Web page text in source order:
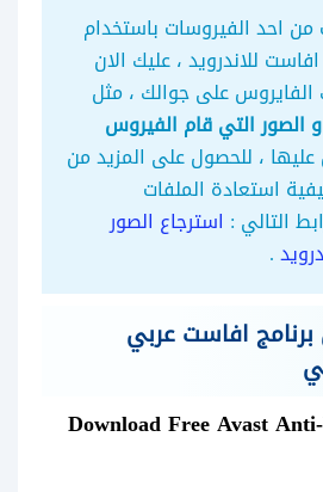
احد الفيروسات باستخدام
للاندرويد ، عليك الان
الفايروس على جوالك ، مثل
الصور التي قام الفيروس
عليها ، للحصول على المزيد من
استعادة الملفات
التالي : استرجاع الصور
.
افاست عربي
Download Free Avast